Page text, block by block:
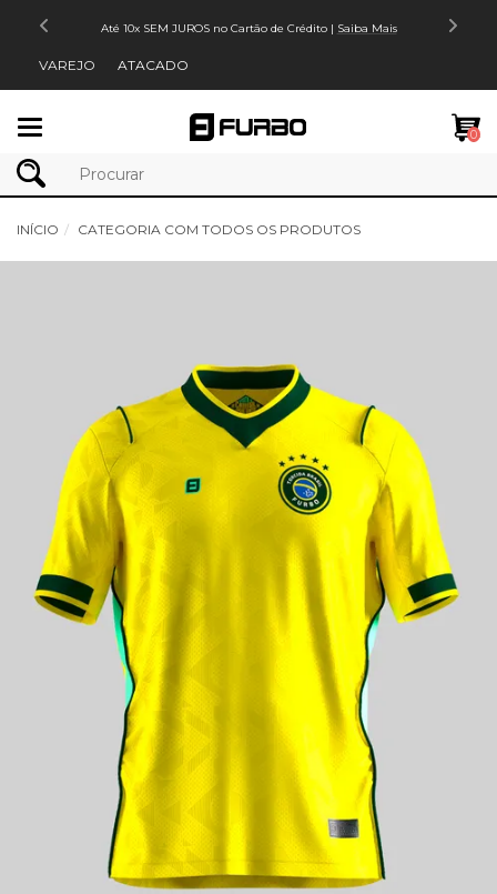
Até 10x SEM JUROS no Cartão de Crédito | Saiba Mais
VAREJO ATACADO
0
INÍCIO CATEGORIA COM TODOS OS PRODUTOS